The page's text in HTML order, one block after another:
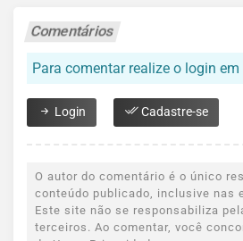
Comentários
Para comentar realize o login
Login Cadastre-se
O autor do comentário é o único
conteúdo publicado, inclusive nas
Este site não se responsabiliza
terceiros. Ao comentar, você